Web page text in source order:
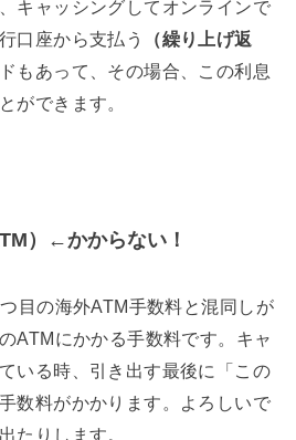
キャッシングしてオンラインで
口座から支払う
（繰り上げ返
もあって、その場合、この利息
ができます。
）←かからない！
目の海外ATM手数料と混同しが
ATMにかかる手数料です。キャ
いる時、引き出す最後に「この
数料がかかります。よろしいで
たりします。